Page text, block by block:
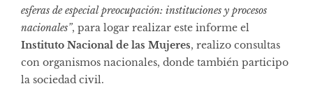
esferas de especial preocupación: instituciones y procesos
nacionales”, para logar realizar este informe el
Instituto Nacional de las Mujeres, realizo consultas
con organismos nacionales, donde también participo
la sociedad civil.